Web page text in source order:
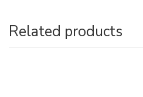
Related products